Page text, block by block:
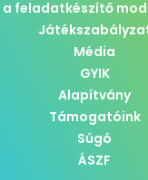
a feladatkészítő
Média
GYIK
Alapítvány
Támogatóink
Súgó
ÁSZF